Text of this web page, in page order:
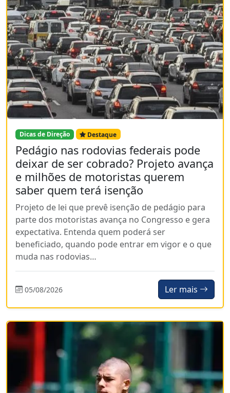
Dicas de Direção Destaque
Pedágio nas rodovias federais pode
deixar de ser cobrado? Projeto avança
e milhões de motoristas querem
saber quem terá isenção
Projeto de lei que prevê isenção de pedágio para
parte dos motoristas avança no Congresso e gera
expectativa. Entenda quem poderá ser
beneficiado, quando pode entrar em vigor e o que
muda nas rodovias…
05/08/2026 Ler mais